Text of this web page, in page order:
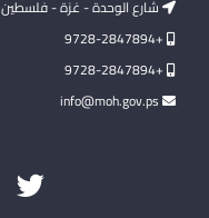
شارع الوحدة - غزة - فلسطين
+9728-2847894
+9728-2847894